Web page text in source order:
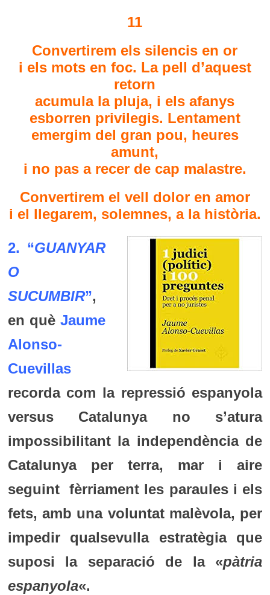
11
Convertirem els silencis en or
i els mots en foc. La pell d’aquest
retorn
acumula la pluja, i els afanys
esborren privilegis. Lentament
emergim del gran pou, heures
amunt,
i no pas a recer de cap malastre.
Convertirem el vell dolor en amor
i el llegarem, solemnes, a la història.
2. “GUANYAR
O
SUCUMBIR”,
en quèJaume
Alonso-
Cuevillas
recorda com la repressió espanyola
versus Catalunya no s’atura
impossibilitant la independència de
Catalunya per terra, mar i aire
seguint fèrriament les paraules i els
fets, amb una voluntat malèvola, per
impedir qualsevulla estratègia que
suposi la separació de la «pàtria
espanyola«.